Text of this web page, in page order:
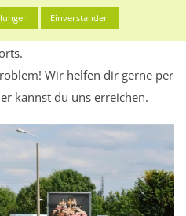
im unteren Teil dieser Seite
Wir helfen dir gerne per
kannst du uns erreichen.
Einverstanden